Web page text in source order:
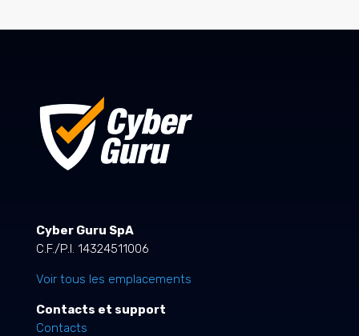
Cyber Guru SpA
C.F./P.I. 14324511006
Voir tous les emplacements
Contacts et support
Contacts